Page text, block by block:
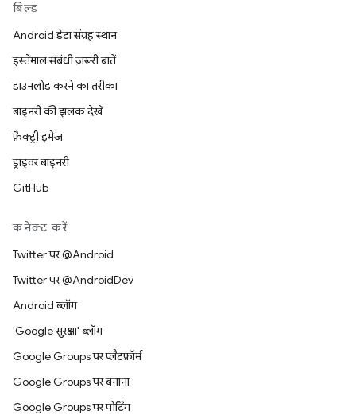
बिल्ड
Android डेटा संग्रह स्थान
इस्तेमाल संबंधी ज़रूरी बातें
डाउनलोड करने का तरीका
बाइनरी की झलक देखें
फ़ैक्ट्री इमेज
ड्राइवर बाइनरी
GitHub
कनेक्ट करें
Twitter पर @Android
Twitter पर @AndroidDev
Android ब्लॉग
'Google सुरक्षा' ब्लॉग
Google Groups पर प्लैटफ़ॉर्म
Google Groups पर बनाना
Google Groups पर पोर्टिंग